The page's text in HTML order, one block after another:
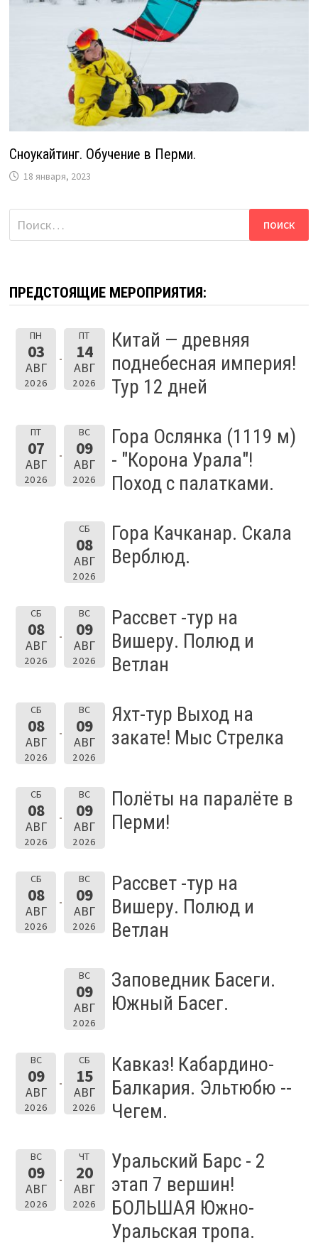
Сноукайтинг. Обучение в Перми.
18 января, 2023
Найти:
ПРЕДСТОЯЩИЕ МЕРОПРИЯТИЯ:
ПН
03
АВГ
2026
ПТ
14
АВГ
2026
Китай — древняя
поднебесная империя!
Тур 12 дней
ПТ
07
АВГ
2026
ВС
09
АВГ
2026
Гора Ослянка (1119 м)
- "Корона Урала"!
Поход с палатками.
СБ
08
АВГ
2026
Гора Качканар. Скала
Верблюд.
СБ
08
АВГ
2026
ВС
09
АВГ
2026
Рассвет -тур на
Вишеру. Полюд и
Ветлан
СБ
08
АВГ
2026
ВС
09
АВГ
2026
Яхт-тур Выход на
закате! Мыс Стрелка
СБ
08
АВГ
2026
ВС
09
АВГ
2026
Полёты на паралёте в
Перми!
СБ
08
АВГ
2026
ВС
09
АВГ
2026
Рассвет -тур на
Вишеру. Полюд и
Ветлан
ВС
09
АВГ
2026
Заповедник Басеги.
Южный Басег.
ВС
09
АВГ
2026
СБ
15
АВГ
2026
Кавказ! Кабардино-
Балкария. Эльтюбю --
Чегем.
ВС
09
АВГ
2026
ЧТ
20
АВГ
2026
Уральский Барс - 2
этап 7 вершин!
БОЛЬШАЯ Южно-
Уральская тропа.